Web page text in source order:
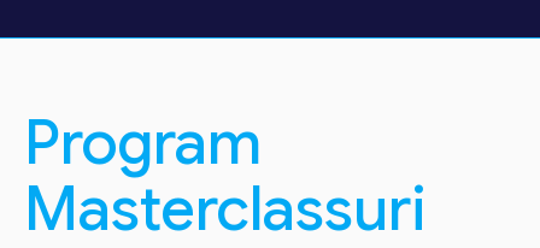
Program
Masterclassuri